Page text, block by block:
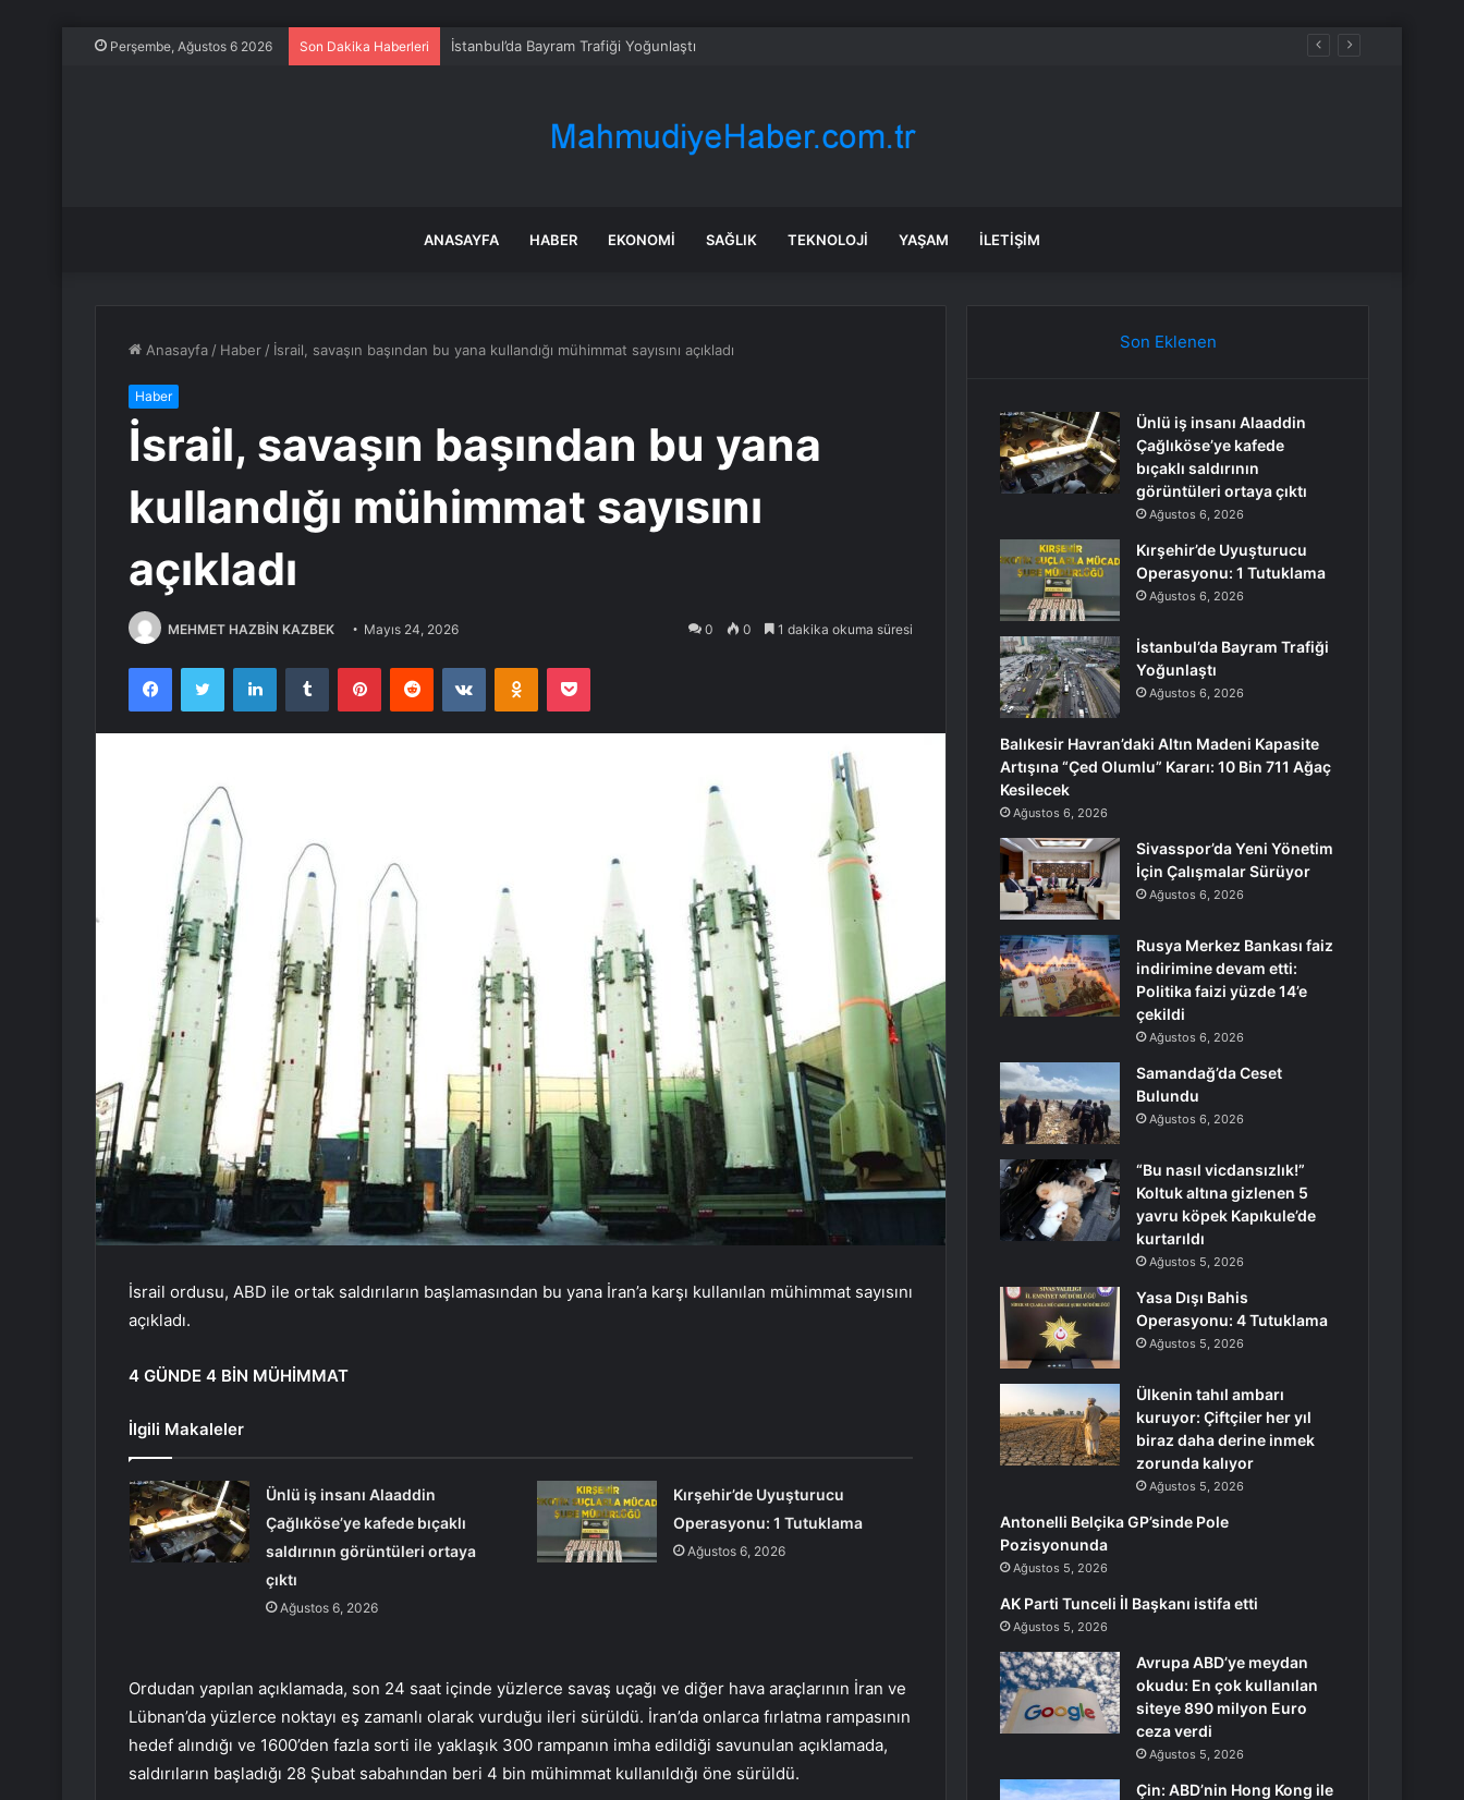
Perşembe, Ağustos 6 2026 Son Dakika Haberleri Balıkesir Havran’daki Altın Madeni Kapasite Artışına “Çed Olumlu” Kararı: 10 Bin 711 Ağaç Kesilecek
ANASAYFA HABER EKONOMI SAĞLIK TEKNOLOJI YAŞAM İLETIŞIM
Anasayfa / Haber / İsrail, savaşın başından bu yana kullandığı mühimmat sayısını açıkladı
Haber
İsrail, savaşın başından bu yana
kullandığı mühimmat sayısını
açıkladı
MEHMET HAZBİN KAZBEK Mayıs 24, 2026 0 0 1 dakika okuma süresi
FacebookTwitter LinkedInTumblr PinterestReddit VKontakteOdnoklassniki
Pocket
İsrail ordusu, ABD ile ortak saldırıların başlamasından bu yana İran’a karşı kullanılan mühimmat sayısını
açıkladı.
4 GÜNDE 4 BİN MÜHİMMAT
İlgili Makaleler
Ünlü iş insanı Alaaddin
Çağlıköse’ye kafede bıçaklı
saldırının görüntüleri ortaya
çıktı
Ağustos 6, 2026
Kırşehir’de Uyuşturucu
Operasyonu: 1 Tutuklama
Ağustos 6, 2026
Ordudan yapılan açıklamada, son 24 saat içinde yüzlerce savaş uçağı ve diğer hava araçlarının İran ve
Lübnan’da yüzlerce noktayı eş zamanlı olarak vurduğu ileri sürüldü. İran’da onlarca fırlatma rampasının
hedef alındığı ve 1600’den fazla sorti ile yaklaşık 300 rampanın imha edildiği savunulan açıklamada,
saldırıların başladığı 28 Şubat sabahından beri 4 bin mühimmat kullanıldığı öne sürüldü.
Son Eklenen
Ünlü iş insanı Alaaddin
Çağlıköse’ye kafede
bıçaklı saldırının
görüntüleri ortaya çıktı
Ağustos 6, 2026
Kırşehir’de Uyuşturucu
Operasyonu: 1 Tutuklama
Ağustos 6, 2026
İstanbul’da Bayram Trafiği
Yoğunlaştı
Ağustos 6, 2026
Balıkesir Havran’daki Altın Madeni Kapasite
Artışına “Çed Olumlu” Kararı: 10 Bin 711 Ağaç
Kesilecek
Ağustos 6, 2026
Sivasspor’da Yeni Yönetim
İçin Çalışmalar Sürüyor
Ağustos 6, 2026
Rusya Merkez Bankası faiz
indirimine devam etti:
Politika faizi yüzde 14’e
çekildi
Ağustos 6, 2026
Samandağ’da Ceset
Bulundu
Ağustos 6, 2026
“Bu nasıl vicdansızlık!”
Koltuk altına gizlenen 5
yavru köpek Kapıkule’de
kurtarıldı
Ağustos 5, 2026
Yasa Dışı Bahis
Operasyonu: 4 Tutuklama
Ağustos 5, 2026
Ülkenin tahıl ambarı
kuruyor: Çiftçiler her yıl
biraz daha derine inmek
zorunda kalıyor
Ağustos 5, 2026
Antonelli Belçika GP’sinde Pole
Pozisyonunda
Ağustos 5, 2026
AK Parti Tunceli İl Başkanı istifa etti
Ağustos 5, 2026
Avrupa ABD’ye meydan
okudu: En çok kullanılan
siteye 890 milyon Euro
ceza verdi
Ağustos 5, 2026
Çin: ABD’nin Hong Kong ile